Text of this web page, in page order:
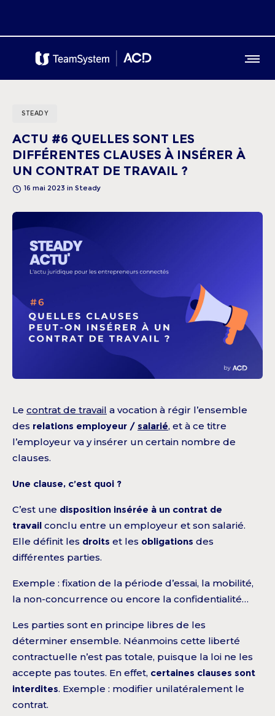
STEADY
ACTU #6 QUELLES SONT LES
DIFFÉRENTES CLAUSES À INSÉRER À
UN CONTRAT DE TRAVAIL ?
16 mai 2023 in Steady
Le contrat de travail a vocation à régir l’ensemble
des relations employeur / salarié, et à ce titre
l’employeur va y insérer un certain nombre de
clauses.
Une clause, c’est quoi ?
C’est une disposition insérée à un contrat de
travail conclu entre un employeur et son salarié.
Elle définit les droits et les obligations des
différentes parties.
Exemple : fixation de la période d’essai, la mobilité,
la non-concurrence ou encore la confidentialité…
Les parties sont en principe libres de les
déterminer ensemble. Néanmoins cette liberté
contractuelle n’est pas totale, puisque la loi ne les
accepte pas toutes. En effet, certaines clauses sont
interdites. Exemple : modifier unilatéralement le
contrat.